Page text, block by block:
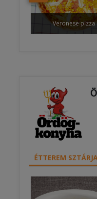
Veronese pizza
ÉTTEREM